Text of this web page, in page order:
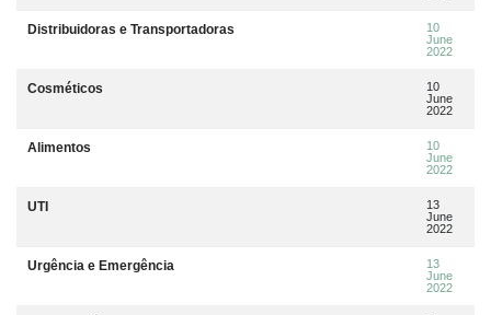
Distribuidoras e Transportadoras
10
June
2022
Cosméticos
10
June
2022
Alimentos
10
June
2022
UTI
13
June
2022
Urgência e Emergência
13
June
2022